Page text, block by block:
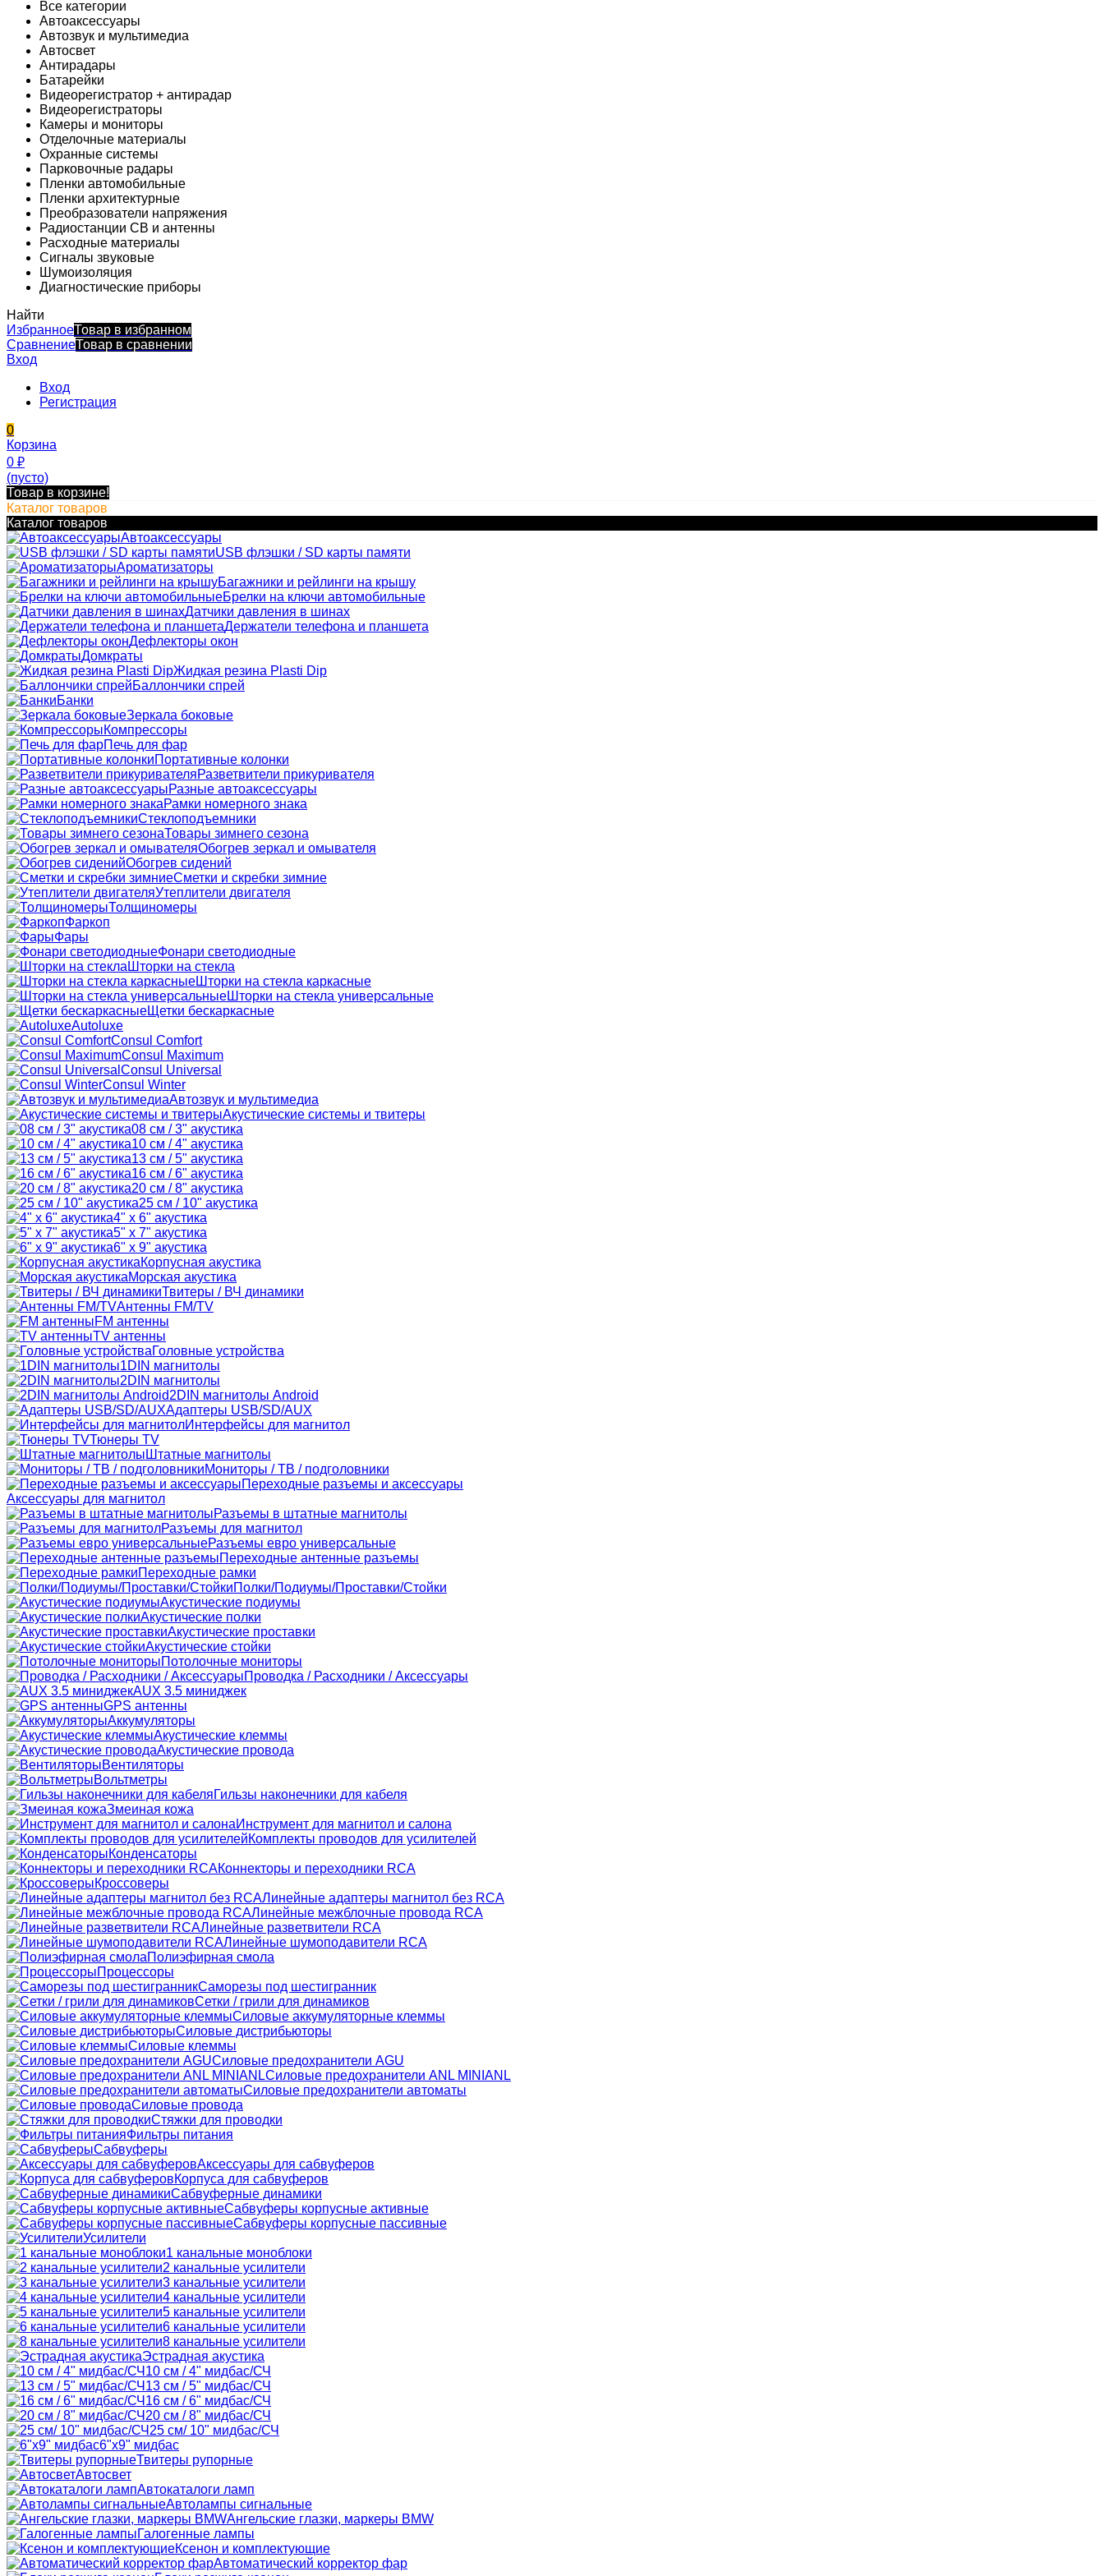
Все категории
Автоаксессуары
Автозвук и мультимедиа
Автосвет
Антирадары
Батарейки
Видеорегистратор + антирадар
Видеорегистраторы
Камеры и мониторы
Отделочные материалы
Охранные системы
Парковочные радары
Пленки автомобильные
Пленки архитектурные
Преобразователи напряжения
Радиостанции CB и антенны
Расходные материалы
Сигналы звуковые
Шумоизоляция
Диагностические приборы
Найти
ИзбранноеТовар в избранном
СравнениеТовар в сравнении
Вход
Вход
Регистрация
0
Корзина
0 ₽
(пусто)
Товар в корзине!
Каталог товаров
Каталог товаров
Автоаксессуары
USB флэшки / SD карты памяти
Ароматизаторы
Багажники и рейлинги на крышу
Брелки на ключи автомобильные
Датчики давления в шинах
Держатели телефона и планшета
Дефлекторы окон
Домкраты
Жидкая резина Plasti Dip
Баллончики спрей
Банки
Зеркала боковые
Компрессоры
Печь для фар
Портативные колонки
Разветвители прикуривателя
Разные автоаксессуары
Рамки номерного знака
Стеклоподъемники
Товары зимнего сезона
Обогрев зеркал и омывателя
Обогрев сидений
Сметки и скребки зимние
Утеплители двигателя
Толщиномеры
Фаркоп
Фары
Фонари светодиодные
Шторки на стекла
Шторки на стекла каркасные
Шторки на стекла универсальные
Щетки бескаркасные
Autoluxe
Consul Comfort
Consul Maximum
Consul Universal
Consul Winter
Автозвук и мультимедиа
Акустические системы и твитеры
08 см / 3" акустика
10 см / 4" акустика
13 см / 5" акустика
16 см / 6" акустика
20 см / 8" акустика
25 см / 10" акустика
4" x 6" акустика
5" x 7" акустика
6" x 9" акустика
Корпусная акустика
Морская акустика
Твитеры / ВЧ динамики
Антенны FM/TV
FM антенны
TV антенны
Головные устройства
1DIN магнитолы
2DIN магнитолы
2DIN магнитолы Android
Адаптеры USB/SD/AUX
Интерфейсы для магнитол
Тюнеры TV
Штатные магнитолы
Мониторы / ТВ / подголовники
Переходные разъемы и аксессуары
Аксессуары для магнитол
Разъемы в штатные магнитолы
Разъемы для магнитол
Разъемы евро универсальные
Переходные антенные разъемы
Переходные рамки
Полки/Подиумы/Проставки/Стойки
Акустические подиумы
Акустические полки
Акустические проставки
Акустические стойки
Потолочные мониторы
Проводка / Расходники / Аксессуары
AUX 3.5 миниджек
GPS антенны
Аккумуляторы
Акустические клеммы
Акустические провода
Вентиляторы
Вольтметры
Гильзы наконечники для кабеля
Змеиная кожа
Инструмент для магнитол и салона
Комплекты проводов для усилителей
Конденсаторы
Коннекторы и переходники RCA
Кроссоверы
Линейные адаптеры магнитол без RCA
Линейные межблочные провода RCA
Линейные разветвители RCA
Линейные шумоподавители RCA
Полиэфирная смола
Процессоры
Саморезы под шестигранник
Сетки / грили для динамиков
Силовые аккумуляторные клеммы
Силовые дистрибьюторы
Силовые клеммы
Силовые предохранители AGU
Силовые предохранители ANL MINIANL
Силовые предохранители автоматы
Силовые провода
Стяжки для проводки
Фильтры питания
Сабвуферы
Аксессуары для сабвуферов
Корпуса для сабвуферов
Сабвуферные динамики
Сабвуферы корпусные активные
Сабвуферы корпусные пассивные
Усилители
1 канальные моноблоки
2 канальные усилители
3 канальные усилители
4 канальные усилители
5 канальные усилители
6 канальные усилители
8 канальные усилители
Эстрадная акустика
10 см / 4" мидбас/СЧ
13 см / 5" мидбас/СЧ
16 см / 6" мидбас/СЧ
20 см / 8" мидбас/СЧ
25 см/ 10" мидбас/СЧ
6"x9" мидбас
Твитеры рупорные
Автосвет
Автокаталоги ламп
Автолампы сигнальные
Ангельские глазки, маркеры BMW
Галогенные лампы
Ксенон и комплектующие
Автоматический корректор фар